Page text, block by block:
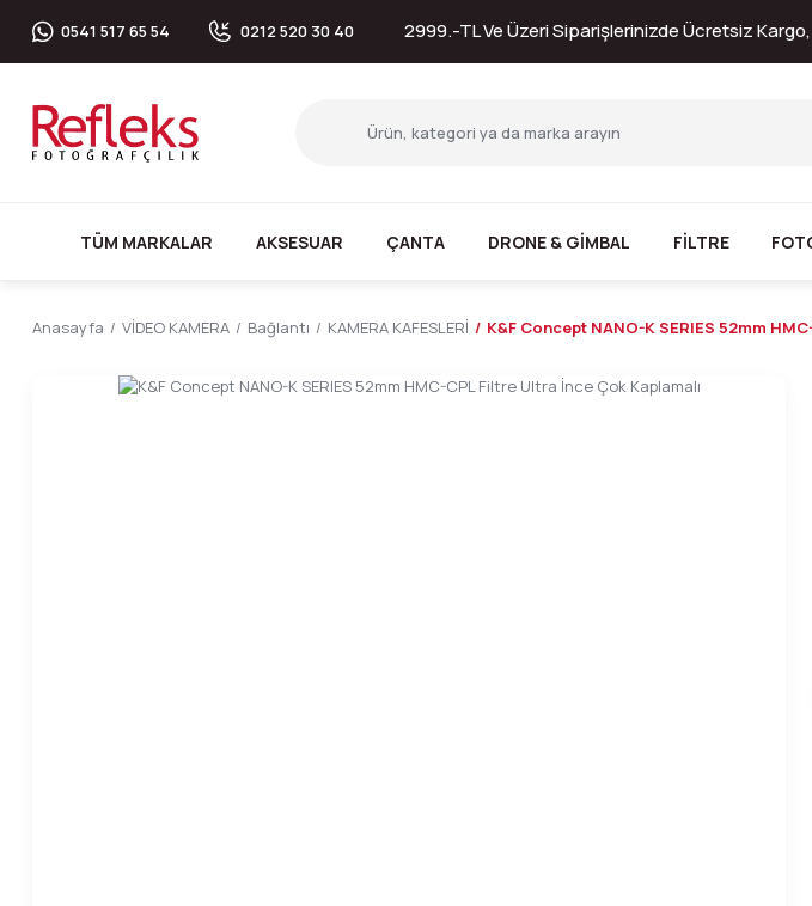
0541 517 65 54 0212 520 30 40 2999.-TL Ve Üzeri Siparişlerinizde Ücretsiz
TÜM MARKALAR AKSESUAR ÇANTA DRONE & GİMBAL FİLTRE
Anasayfa VİDEO KAMERA Bağlantı KAMERA KAFESLERİ K&F Concept NANO-K SERIES 52mm